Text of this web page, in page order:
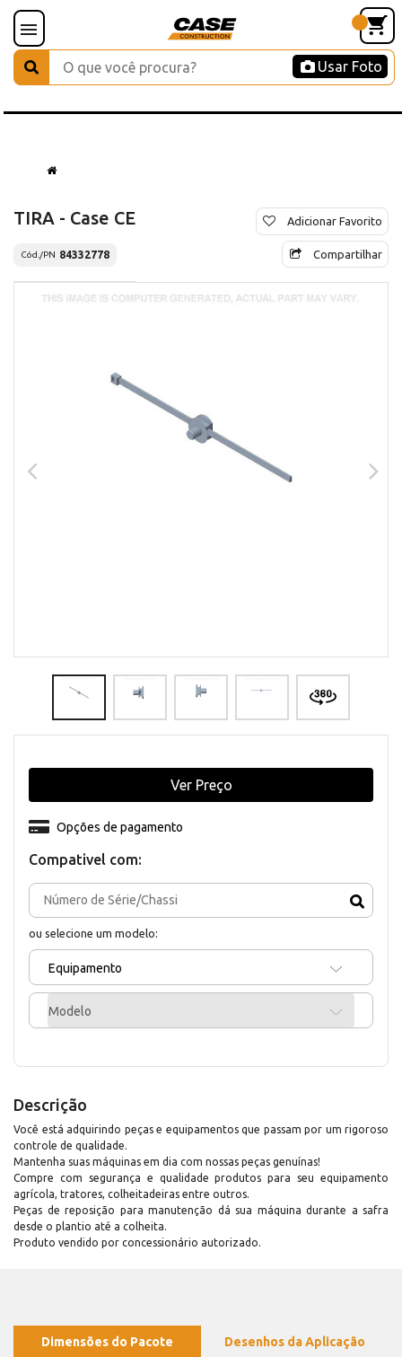
Usar Foto
TIRA - Case CE
Cód./PN 84332778
Adicionar Favorito
Compartilhar
Compativel com:
ou selecione um modelo:
Equipamento
Modelo
Opções de pagamento
Ver Preço
Descrição
Você está adquirindo peças e equipamentos que passam por um rigoroso
controle de qualidade.
Mantenha suas máquinas em dia com nossas peças genuínas!
Compre com segurança e qualidade produtos para seu equipamento
agrícola, tratores, colheitadeiras entre outros.
Peças de reposição para manutenção dá sua máquina durante a safra
desde o plantio até a colheita.
Produto vendido por concessionário autorizado.
Dimensões do Pacote Desenhos da Aplicação